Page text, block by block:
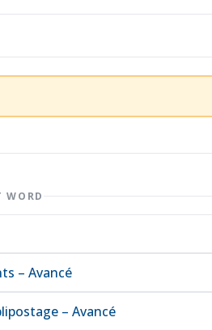
WORD
– Avancé
– Avancé